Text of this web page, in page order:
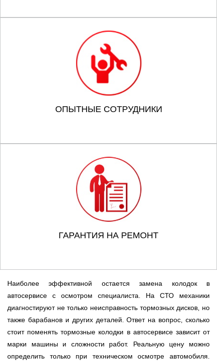
ОПЫТНЫЕ СОТРУДНИКИ
ГАРАНТИЯ НА РЕМОНТ
Наиболее эффективной остается замена колодок в
автосервисе с осмотром специалиста. На СТО механики
диагностируют не только неисправность тормозных дисков, но
также барабанов и других деталей. Ответ на вопрос, сколько
стоит поменять тормозные колодки в автосервисе зависит от
марки машины и сложности работ. Реальную цену можно
определить только при техническом осмотре автомобиля.